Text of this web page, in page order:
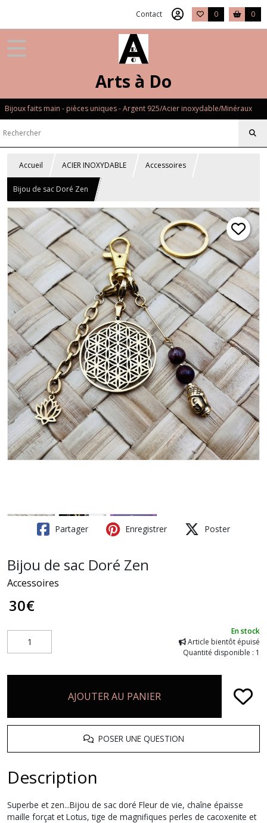
Contact 0 0
Arts à Do
Bijoux faits main - pièces uniques - Argent 925/Acier inoxydable/Minéraux
Accueil ACIER INOXYDABLE Accessoires
Bijou de sac Doré Zen
Partager Enregistrer Poster
Bijou de sac Doré Zen
Accessoires
30€
En stock
Article bientôt épuisé
Quantité disponible : 1
AJOUTER AU PANIER
POSER UNE QUESTION
Description
Superbe et zen...Bijou de sac doré Fleur de vie, chaîne épaisse
maille forçat et Lotus, tige de magnifiques perles de cacoxenite et